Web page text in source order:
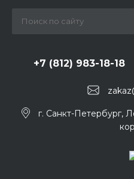
+7 (812) 983-18-18
г. Санкт-Петербург,